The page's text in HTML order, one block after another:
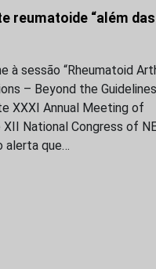
reumatoide “além das
à sessão “Rheumatoid
– Beyond the
XXXI Annual Meeting of
National Congress of
alerta que…